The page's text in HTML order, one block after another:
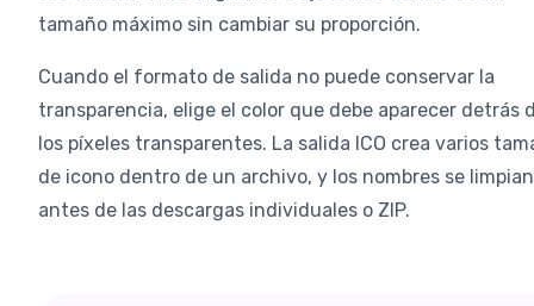
tamaño máximo sin cambiar su proporción.
Cuando el formato de salida no puede conservar la
transparencia, elige el color que debe aparecer detrás
los píxeles transparentes. La salida ICO crea varios
de icono dentro de un archivo, y los nombres se limpian
antes de las descargas individuales o ZIP.